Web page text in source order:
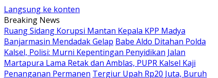
Langsung ke konten
Breaking News
Ruang Sidang Korupsi Mantan Kepala KPP Madya
Banjarmasin Mendadak Gelap Babe Aldo Ditahan Polda
Kalsel, Polisi: Murni Kepentingan Penyidikan Jalan
Martapura Lama Retak dan Amblas, PUPR Kalsel Kaji
Penanganan Permanen Tergiur Upah Rp20 Juta, Buruh